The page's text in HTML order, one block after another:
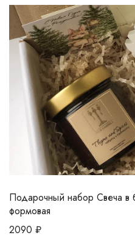
Подарочный набор Свеча в
формовая
2090 ₽